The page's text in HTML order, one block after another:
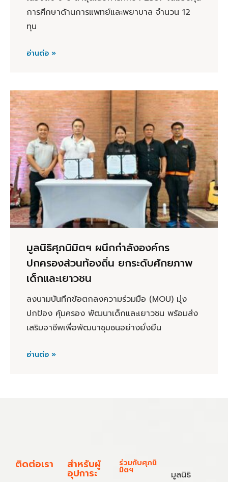
การศึกษาด้านการแพทย์และพยาบาล จำนวน 12
ทุน
อ่านต่อ »
มูลนิธิศุภนิมิตฯ ผนึกกำลังองค์กร
ปกครองส่วนท้องถิ่น ยกระดับศักยภาพ
เด็กและเยาวชน
ลงนามบันทึกข้อตกลงความร่วมมือ (MOU) มุ่ง
ปกป้อง คุ้มครอง พัฒนาเด็กและเยาวชน พร้อมส่ง
เสริมอาชีพเพื่อพัฒนาชุมชนอย่างยั่งยืน
อ่านต่อ »
ติดต่อเรา สำหรับผู้
อุปการะ
ร่วมกับศุภนิ
มิตฯ
มูลนิธิ